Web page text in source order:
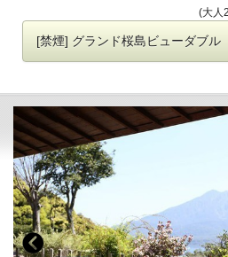
※仕入れ状況により食材が変更になる
ご希望の夕食時間を下記よりお選びい
■ご朝食（ホテル館内にて）
80種類の和・洋ビュッフェ料理がお楽
営業時間 6:30～10:00
※状況により、ご提供方法・会場を変
ます
※7部制にてご案内させていただきます
チェックイン時にご希望の時間をお
状況次第ではご希望時間に沿えない
さいませ。
(大人
[禁煙] グランド桜島ビューダブル